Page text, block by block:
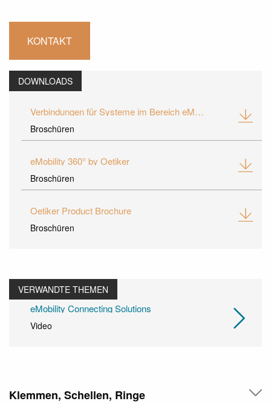
KONTAKT
DOWNLOADS
Verbindungen für Systeme im Bereich eMobilität
Broschüren
eMobility 360° by Oetiker
Broschüren
Oetiker Product Brochure
Broschüren
VERWANDTE THEMEN
eMobility Connecting Solutions
Video
Klemmen, Schellen, Ringe